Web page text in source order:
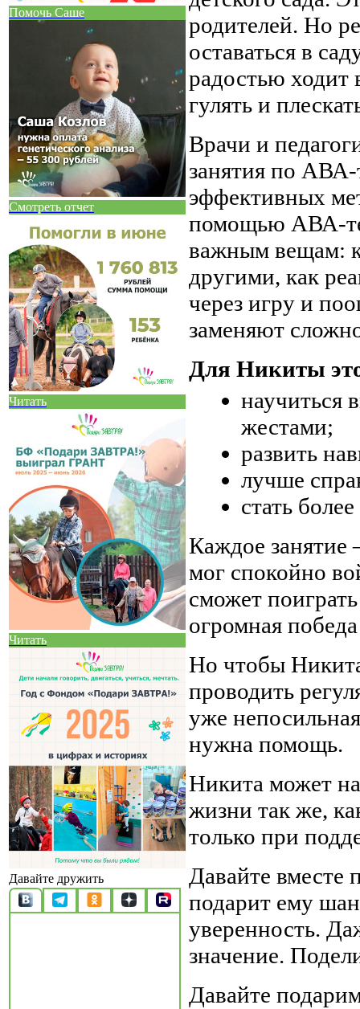
Помочь Саше
Смотреть отчет
Читать
Читать
Давайте дружить
родителей. Но
оставаться в
радостью ходит
гулять и
Врачи и
занятия по
эффективных
помощью АВА-
важным вещам:
другими, как
через игру и
заменяют
Для Никиты
научиться
жестами;
развить
лучше
стать
Каждое занятие
мог спокойно
сможет
огромная
Но чтобы
проводить
уже
нужна помощь.
Никита может
жизни так же,
только при
Давайте
подарит ему
уверенность.
значение.
Давайте